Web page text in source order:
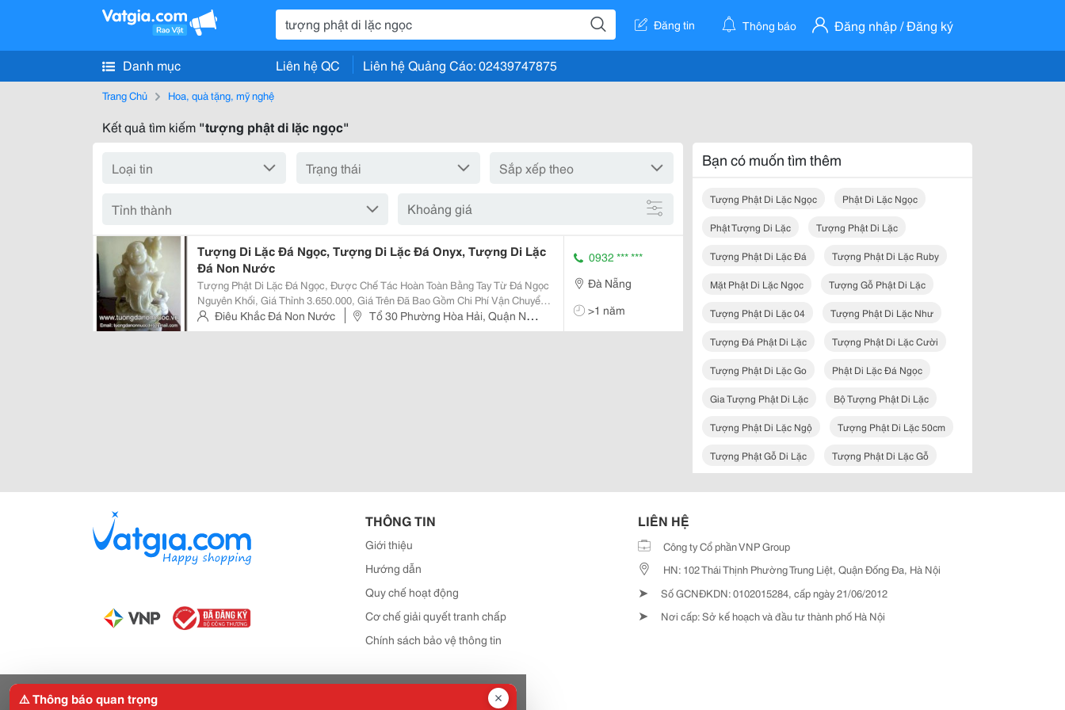
Đăng tin Thông báo Đăng nhập / Đăng ký
Danh mục Liên hệ QC Liên hệ Quảng Cáo: 02439747875
Trang Chủ Hoa, quà tặng, mỹ nghệ
Kết quả tìm kiếm "tượng phật di lặc ngọc"
Khoảng giá
Tượng Di Lặc Đá Ngọc, Tượng Di Lặc Đá Onyx, Tượng Di Lặc
Đá Non Nước
Tượng Phật Di Lặc Đá Ngọc, Được Chế Tác Hoàn Toàn Bằng Tay Từ Đá Ngọc
Nguyên Khối, Giá Thỉnh 3.650.000, Giá Trên Đã Bao Gồm Chi Phí Vận Chuyển
Tận Nơi. Tượng Cao 42Cm Cân Nặng Gần 20Kg, Giao Tượng Trên Toàn Quốc,
Nhận Tượng Và Thanh Toán Tại Địa Chỉ
Điêu Khắc Đá Non Nước
Tổ 30 Phường Hòa Hải, Quận Ngũ
Hành Sơn, Tp.đà Nẵng
0932 *** ***
Đà Nẵng
>1 năm
Bạn có muốn tìm thêm
Tượng Phật Di Lặc Ngọc Phật Di Lặc Ngọc
Phật Tượng Di Lặc Tượng Phật Di Lặc
Tượng Phật Di Lặc Đá Tượng Phật Di Lặc Ruby
Mặt Phật Di Lặc Ngọc Tượng Gỗ Phật Di Lặc
Tượng Phật Di Lặc 04 Tượng Phật Di Lặc Như
Tượng Đá Phật Di Lặc Tượng Phật Di Lặc Cười
Tượng Phật Di Lặc Go Phật Di Lặc Đá Ngọc
Gia Tượng Phật Di Lặc Bộ Tượng Phật Di Lặc
Tượng Phật Di Lặc Ngộ Tượng Phật Di Lặc 50cm
Tượng Phật Gỗ Di Lặc Tượng Phật Di Lặc Gỗ
THÔNG TIN
Giới thiệu
Hướng dẫn
Quy chế hoạt động
Cơ chế giải quyết tranh chấp
Chính sách bảo vệ thông tin
LIÊN HỆ
Công ty Cổ phần VNP Group
HN: 102 Thái Thịnh Phường Trung Liệt, Quận Đống Đa, Hà Nội
➤ Số GCNĐKDN: 0102015284, cấp ngày 21/06/2012
➤ Nơi cấp: Sở kế hoạch và đầu tư thành phố Hà Nội
⚠️ Thông báo quan trọng